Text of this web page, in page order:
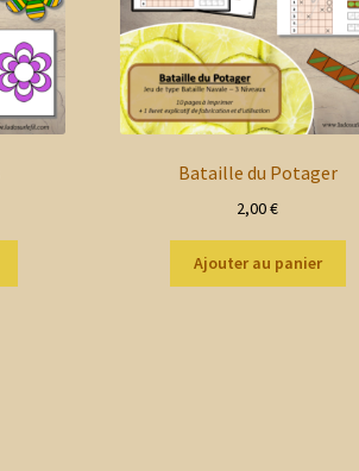
Bataille du Potager
2,00€
Ajouter au panier